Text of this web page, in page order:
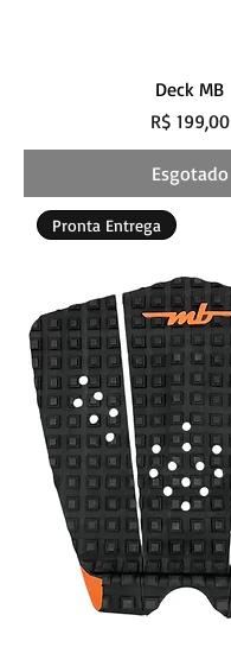
Deck MB
Preço
R$ 199,00
Esgotado
Pronta Entrega